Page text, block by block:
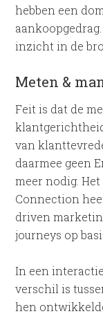
hebben een
inzicht in de
Meten &
Feit is dat de
van
daarmee geen
meer nodig.
Connection
driven
journeys op
In een
verschil is
hen